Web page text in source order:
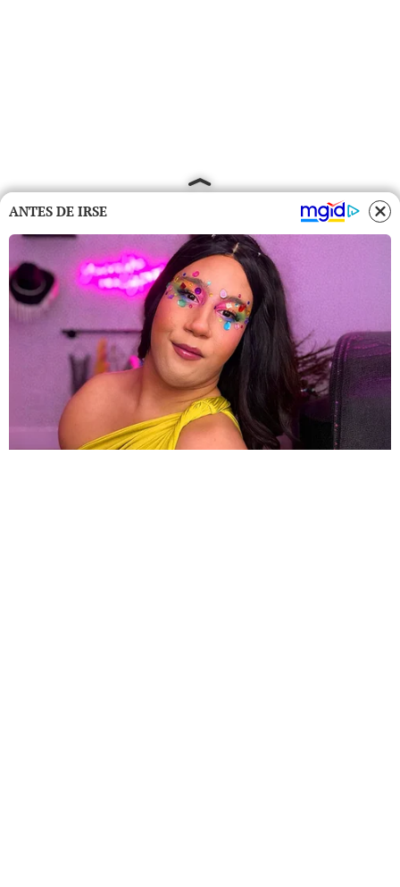
ANTES DE IRSE